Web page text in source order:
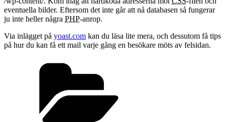
eventuella bilder. Eftersom det inte går att nå databasen så fungerar
ju inte heller några PHP-anrop.
Via inlägget på yoast.com kan du läsa lite mera, och dessutom få tips
på hur du kan få ett mail varje gång en besökare möts av felsidan.